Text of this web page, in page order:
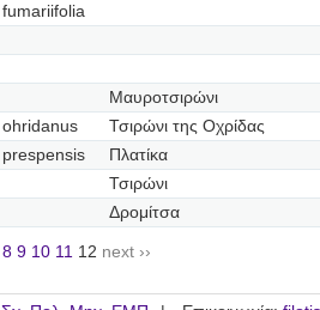
fumariifolia
Μαυροτσιρώνι
ohridanus
Τσιρώνι της Οχρίδας
prespensis
Πλατίκα
Τσιρώνι
Δρομίτσα
8 9 10 11 12 next ››